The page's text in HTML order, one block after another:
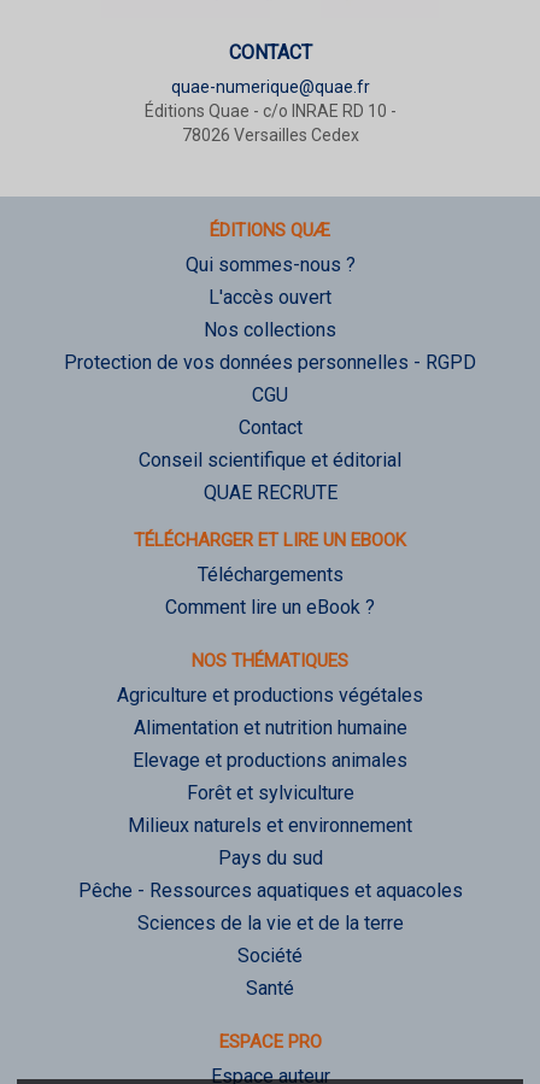
CONTACT
quae-numerique@quae.fr
Éditions Quae - c/o INRAE RD 10 -
78026 Versailles Cedex
ÉDITIONS QUÆ
Qui sommes-nous ?
L'accès ouvert
Nos collections
Protection de vos données personnelles - RGPD
CGU
Contact
Conseil scientifique et éditorial
QUAE RECRUTE
TÉLÉCHARGER ET LIRE UN EBOOK
Téléchargements
Comment lire un eBook ?
NOS THÉMATIQUES
Agriculture et productions végétales
Alimentation et nutrition humaine
Elevage et productions animales
Forêt et sylviculture
Milieux naturels et environnement
Pays du sud
Pêche - Ressources aquatiques et aquacoles
Sciences de la vie et de la terre
Société
Santé
ESPACE PRO
Espace auteur